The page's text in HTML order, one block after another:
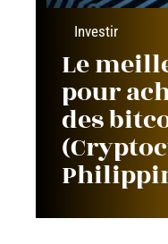
Investir
Le
pour
des